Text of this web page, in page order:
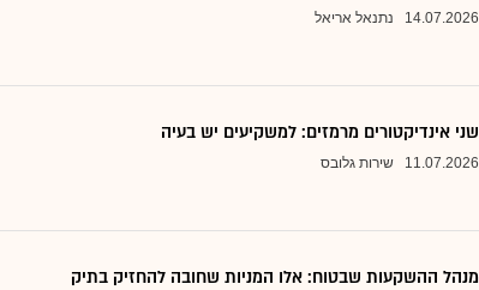
14.07.2026 נתנאל אריאל
שני אינדיקטורים מרמזים: למשקיעים יש בעיה
11.07.2026 שירות גלובס
מנהל ההשקעות שבטוח: אלו המניות שחובה להחזיק בתיק